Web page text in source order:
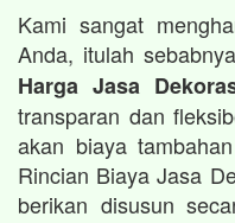
Kami sangat
Anda, itulah
Harga Jasa
transparan dan
akan biaya
Rincian Biaya Jasa
berikan disusun